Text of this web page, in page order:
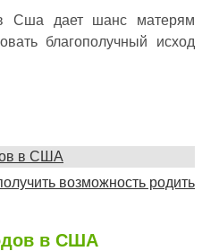
Сша дает шанс матерям
благополучный исход
в США
возможность родить
в США